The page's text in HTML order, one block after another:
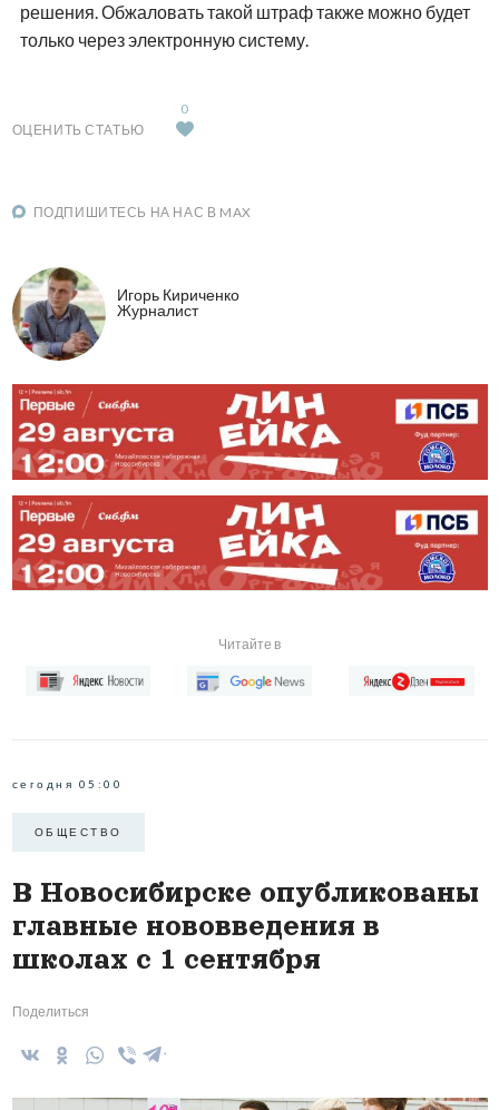
решения. Обжаловать такой штраф также можно будет
только через электронную систему.
ОЦЕНИТЬ СТАТЬЮ
0
ПОДПИШИТЕСЬ НА НАС В MAX
Игорь Кириченко
Журналист
Читайте в
сегодня 05:00
ОБЩЕСТВО
В Новосибирске опубликованы
главные нововведения в
школах с 1 сентября
Поделиться